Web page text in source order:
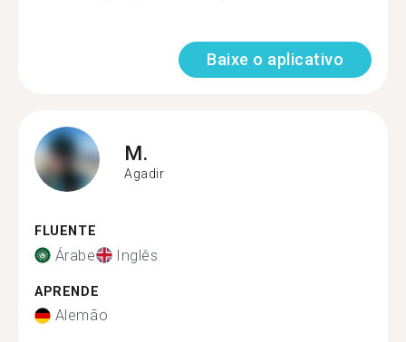
Baixe o aplicativo
M.
Agadir
FLUENTE
Árabe Inglês
APRENDE
Alemão